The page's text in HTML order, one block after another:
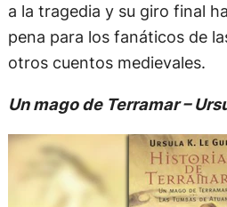
a la tragedia y su giro final
pena para los fanáticos de
otros cuentos medievales.
Un mago de Terramar –